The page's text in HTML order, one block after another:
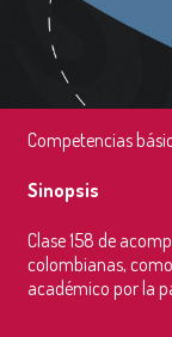
Competencias
Sinopsis
Clase 158 de
colombianas,
académico por la